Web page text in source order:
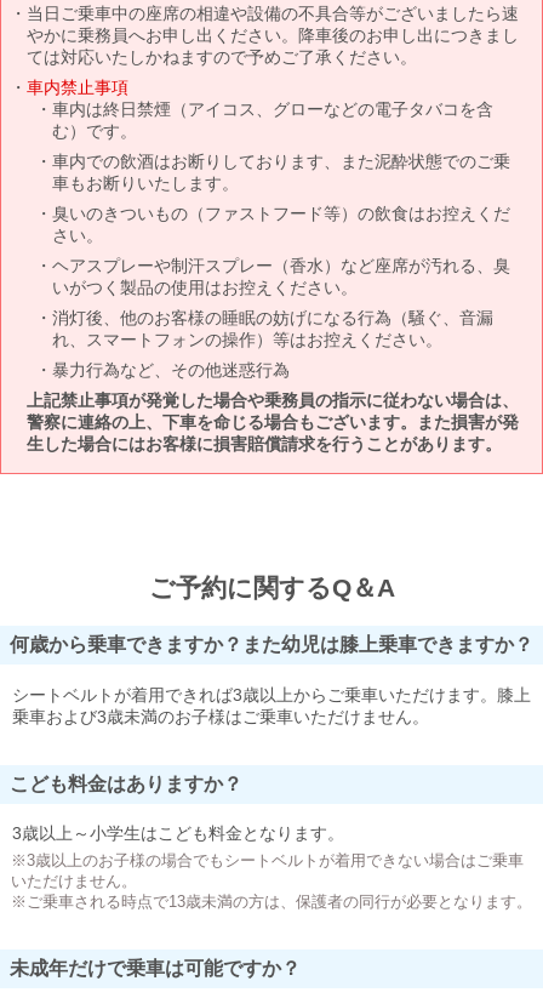
当日ご乗車中の座席の相違や設備の不具合等がございましたら速
やかに乗務員へお申し出ください。降車後のお申し出につきまし
ては対応いたしかねますので予めご了承ください。
車内禁止事項
車内は終日禁煙（アイコス、グローなどの電子タバコを含
む）です。
車内での飲酒はお断りしております、また泥酔状態でのご乗
車もお断りいたします。
臭いのきついもの（ファストフード等）の飲食はお控えくだ
さい。
ヘアスプレーや制汗スプレー（香水）など座席が汚れる、臭
いがつく製品の使用はお控えください。
消灯後、他のお客様の睡眠の妨げになる行為（騒ぐ、音漏
れ、スマートフォンの操作）等はお控えください。
暴力行為など、その他迷惑行為
上記禁止事項が発覚した場合や乗務員の指示に従わない場合は、
警察に連絡の上、下車を命じる場合もございます。また損害が発
生した場合にはお客様に損害賠償請求を行うことがあります。
ご予約に関するQ＆A
何歳から乗車できますか？また幼児は膝上乗車できますか？
シートベルトが着用できれば3歳以上からご乗車いただけます。膝上
乗車および3歳未満のお子様はご乗車いただけません。
こども料金はありますか？
3歳以上～小学生はこども料金となります。
※3歳以上のお子様の場合でもシートベルトが着用できない場合はご乗車
いただけません。
※ご乗車される時点で13歳未満の方は、保護者の同行が必要となります。
未成年だけで乗車は可能ですか？